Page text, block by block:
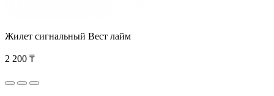
Жилет сигнальный Вест лайм
2 200 ₸